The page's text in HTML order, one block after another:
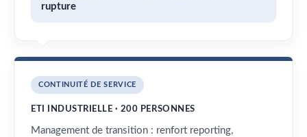
rupture
CONTINUITÉ DE SERVICE
ETI INDUSTRIELLE · 200 PERSONNES
Management de transition : renfort reporting,